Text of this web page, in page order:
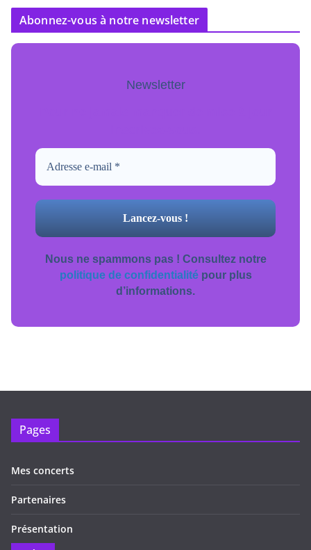
Abonnez-vous à notre newsletter
Newsletter
Nous ne spammons pas ! Consultez notre
politique de confidentialitépour plus
d’informations.
Pages
Mes concerts
Partenaires
Présentation